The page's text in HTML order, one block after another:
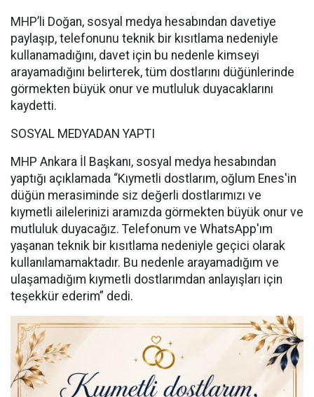
MHP’li Doğan, sosyal medya hesabından davetiye
paylaşıp, telefonunu teknik bir kısıtlama nedeniyle
kullanamadığını, davet için bu nedenle kimseyi
arayamadığını belirterek, tüm dostlarını düğünlerinde
görmekten büyük onur ve mutluluk duyacaklarını
kaydetti.
SOSYAL MEDYADAN YAPTI
MHP Ankara İl Başkanı, sosyal medya hesabından
yaptığı açıklamada “Kıymetli dostlarım, oğlum Enes'in
düğün merasiminde siz değerli dostlarımızı ve
kıymetli ailelerinizi aramızda görmekten büyük onur ve
mutluluk duyacağız. Telefonum ve WhatsApp'ım
yaşanan teknik bir kısıtlama nedeniyle geçici olarak
kullanılamamaktadır. Bu nedenle arayamadığım ve
ulaşamadığım kıymetli dostlarımdan anlayışları için
teşekkür ederim” dedi.